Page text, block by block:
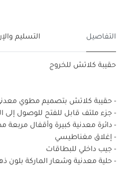
التفاصيل التسليم
حقيبة كلاتش للخروج
- حقيبة كلاتش بتصميم مطوي
- جزء ملتف قابل للفتح للوصول إلى
- دائرة معدنية كبيرة وأقفال مربعة
- إغلاق مغناطيسي
- جيب داخلي للبطاقات
- حلية معدنية وشعار الماركة بلون